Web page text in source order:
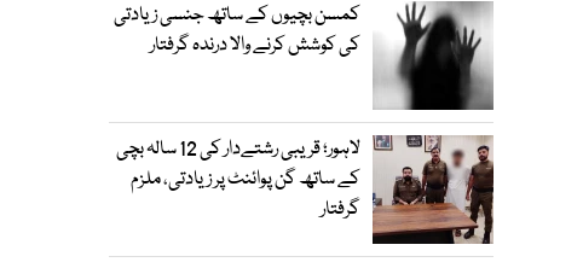
کمسن بچیوں کے ساتھ جنسی زیادتی
کی کوشش کرنے والا درندہ گرفتار
لاہور؛ قریبی رشتےدار کی 12 سالہ بچی
کے ساتھ گن پوائنٹ پر زیادتی، ملزم
گرفتار